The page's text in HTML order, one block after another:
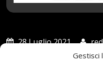
Gestisci
28 Luglio 2021
Neve,